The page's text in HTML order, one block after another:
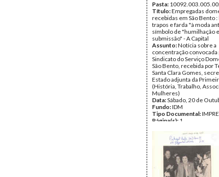
Pasta:
Título:Empregadas
recebidas em São Bento :
trapos e farda "à moda
símbolo de "humilhação e
submissão" - A Capital
Assunto:Notícia sobre a
concentração convocada
Sindicato do Serviço
São Bento, recebida por
Santa Clara Gomes,
Estado adjunta da
(História, Trabalho,
Mulheres)
Data:Sábado, 20 de
Fundo:IDM
Tipo Documental:
Página(s): 1